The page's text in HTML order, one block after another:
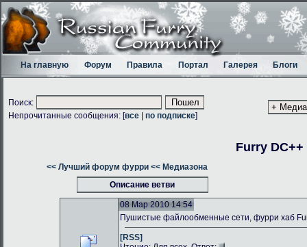
На главную Форум Правила Портал Галерея Блоги
Поиск:
Непрочитанные сообщения: [все по подписке]
Furry DC++
<< Лучший форум фурри << Медиазона
Описание ветви
08 Мар 2010 14:54
Пушистые файлообменные сети, фурри хаб
[RSS]